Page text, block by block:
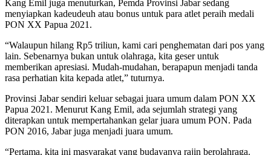
Kang Emil juga menuturkan, Pemda Provinsi Jabar sedang
menyiapkan kadeudeuh atau bonus untuk para atlet peraih medali
PON XX Papua 2021.
“Walaupun hilang Rp5 triliun, kami cari penghematan dari pos yang
lain. Sebenarnya bukan untuk olahraga, kita geser untuk
memberikan apresiasi. Mudah-mudahan, berapapun menjadi tanda
rasa perhatian kita kepada atlet,” tuturnya.
Provinsi Jabar sendiri keluar sebagai juara umum dalam PON XX
Papua 2021. Menurut Kang Emil, ada sejumlah strategi yang
diterapkan untuk mempertahankan gelar juara umum PON. Pada
PON 2016, Jabar juga menjadi juara umum.
“Pertama, kita ini masyarakat yang budayanya rajin berolahraga.